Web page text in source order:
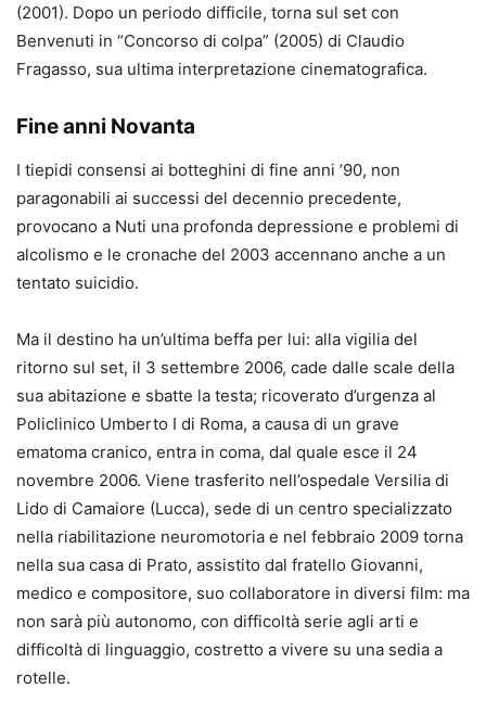
(2001). Dopo un periodo difficile, torna sul set con
Benvenuti in “Concorso di colpa” (2005) di Claudio
Fragasso, sua ultima interpretazione cinematografica.
Fine anni Novanta
I tiepidi consensi ai botteghini di fine anni ’90, non
paragonabili ai successi del decennio precedente,
provocano a Nuti una profonda depressione e problemi di
alcolismo e le cronache del 2003 accennano anche a un
tentato suicidio.
Ma il destino ha un’ultima beffa per lui: alla vigilia del
ritorno sul set, il 3 settembre 2006, cade dalle scale della
sua abitazione e sbatte la testa; ricoverato d’urgenza al
Policlinico Umberto I di Roma, a causa di un grave
ematoma cranico, entra in coma, dal quale esce il 24
novembre 2006. Viene trasferito nell’ospedale Versilia di
Lido di Camaiore (Lucca), sede di un centro specializzato
nella riabilitazione neuromotoria e nel febbraio 2009 torna
nella sua casa di Prato, assistito dal fratello Giovanni,
medico e compositore, suo collaboratore in diversi film: ma
non sarà più autonomo, con difficoltà serie agli arti e
difficoltà di linguaggio, costretto a vivere su una sedia a
rotelle.